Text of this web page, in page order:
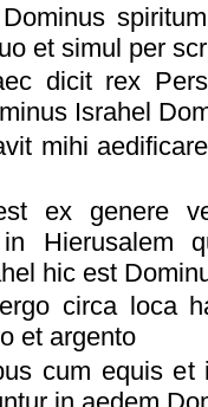
et simul per
dicit rex
Israhel
mihi
ex genere
in Hierusalem
hic est
circa loca
et argento
cum equis et